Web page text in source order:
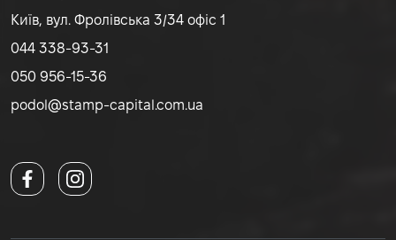
Київ, вул. Фролівська 3/34 офіс 1
044 338-93-31
050 956-15-36
podol@stamp-capital.com.ua